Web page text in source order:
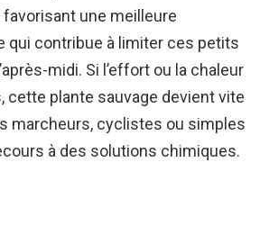
une meilleure
qui contribue à limiter ces petits
midi. Si l’effort ou la chaleur
cette plante sauvage devient vite
marcheurs, cyclistes ou simples
à des solutions chimiques.